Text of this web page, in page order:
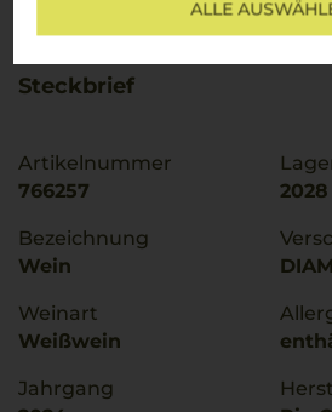
ALLE
Steckbrief
Artikelnummer
766257
Bezeichnung
Wein
Weinart
Weißwein
Jahrgang
2028
DIAM